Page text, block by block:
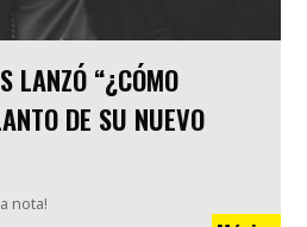
LANZÓ “¿CÓMO
DE SU NUEVO
nota!